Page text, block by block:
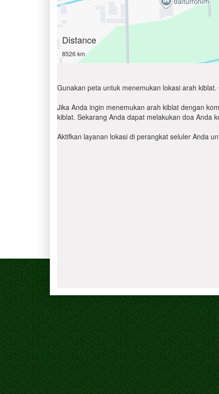
Distance
8526 km
Gunakan peta untuk menemukan lokasi arah
Jika Anda ingin menemukan arah kiblat dengan
kiblat. Sekarang Anda dapat melakukan doa Anda
Aktifkan layanan lokasi di perangkat seluler Anda